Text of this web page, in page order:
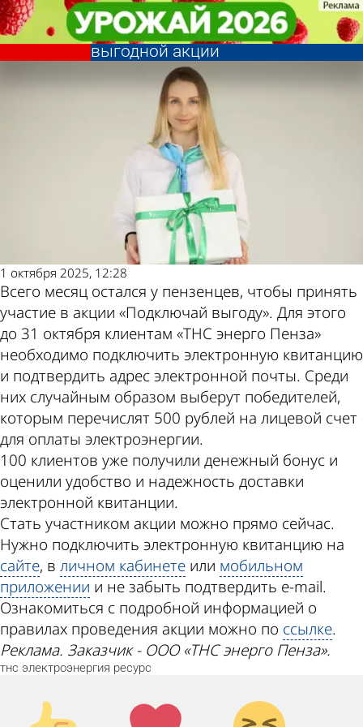
Клиенты «ТНС энерго Пенза»
могут принять участие в
выгодной акции
Общество
1 октября 2025, 12:28
Всего месяц остался у пензенцев, чтобы принять
участие в акции «Подключай выгоду». Для этого
до 31 октября клиентам «ТНС энерго Пенза»
необходимо подключить электронную квитанцию
и подтвердить адрес электронной почты. Среди
них случайным образом выберут победителей,
которым перечислят 500 рублей на лицевой счет
для оплаты электроэнергии.
100 клиентов уже получили денежный бонус и
оценили удобство и надежность доставки
электронной квитанции.
Стать участником акции можно прямо сейчас.
Нужно подключить электронную квитанцию на
сайте, в личном кабинете или мобильном
приложении и не забыть подтвердить e-mail.
Ознакомиться с подробной информацией о
правилах проведения акции можно по ссылке.
Реклама. Заказчик - ООО «ТНС энерго Пенза».
тнс электроэнергия ресурс
Палец
Лайк!
Дикий
Клиенты «ТНС энерго Пенза»
могут принять участие в
выгодной акции
Общество
Другие новости по
теме
Погода и курсы
валют в Пензе